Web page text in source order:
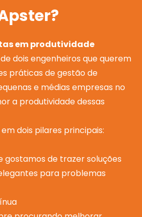
em produtividade
dois engenheiros que querem
práticas de gestão de
e médias empresas no
a produtividade dessas
dois pilares principais:
gostamos de trazer soluções
para problemas